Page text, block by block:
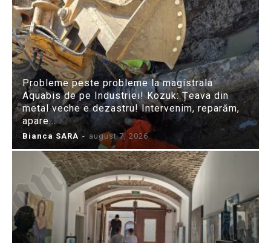
Probleme peste probleme la magistrala
Aquabis de pe Industriei! Kozuk: Țeava din
metal veche e dezastru! Intervenim, reparăm,
apare...
Bianca SARA - august 7, 2026